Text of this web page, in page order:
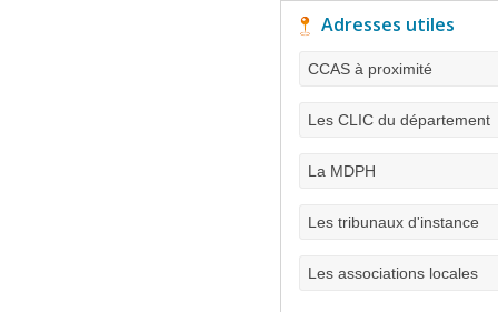
Adresses utiles
CCAS à proximité
Les CLIC du département
La MDPH
Les tribunaux d'instance
Les associations locales